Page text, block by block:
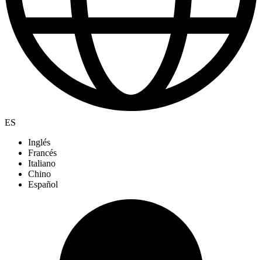
ES
Inglés
Francés
Italiano
Chino
Español